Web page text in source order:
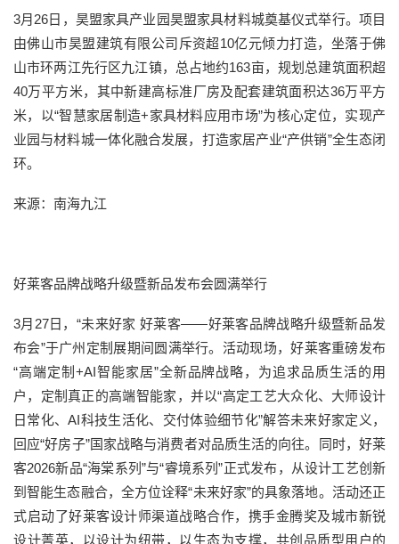
3月26日，昊盟家具产业园昊盟家具材料城奠基仪式举行。项目
由佛山市昊盟建筑有限公司斥资超10亿元倾力打造，坐落于佛
山市环两江先行区九江镇，总占地约163亩，规划总建筑面积超
40万平方米，其中新建高标准厂房及配套建筑面积达36万平方
米，以“智慧家居制造+家具材料应用市场”为核心定位，实现产
业园与材料城一体化融合发展，打造家居产业“产供销”全生态闭
环。
来源：南海九江
好莱客品牌战略升级暨新品发布会圆满举行
3月27日，“未来好家 好莱客——好莱客品牌战略升级暨新品发
布会”于广州定制展期间圆满举行。活动现场，好莱客重磅发布
“高端定制+AI智能家居”全新品牌战略，为追求品质生活的用
户，定制真正的高端智能家，并以“高定工艺大众化、大师设计
日常化、AI科技生活化、交付体验细节化”解答未来好家定义，
回应“好房子”国家战略与消费者对品质生活的向往。同时，好莱
客2026新品“海棠系列”与“睿境系列”正式发布，从设计工艺创新
到智能生态融合，全方位诠释“未来好家”的具象落地。活动还正
式启动了好莱客设计师渠道战略合作，携手金腾奖及城市新锐
设计菁英，以设计为纽带，以生态为支撑，共创品质型用户的